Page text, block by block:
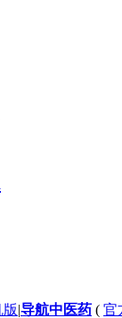
|导航中医药 ( 官